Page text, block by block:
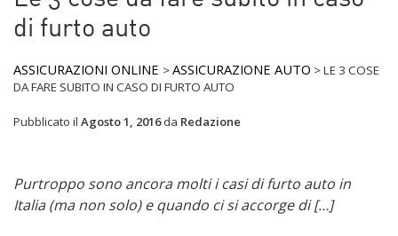
di furto auto
ASSICURAZIONI ONLINE >ASSICURAZIONE AUTO >LE 3 COSE
DA FARE SUBITO IN CASO DI FURTO AUTO
Pubblicato il Agosto 1, 2016da Redazione
Purtroppo sono ancora molti i casi di furto auto in
Italia (ma non solo) e quando ci si accorge di […]